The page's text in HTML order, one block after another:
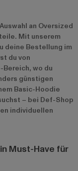
an Oversized
Mit unserem
deine Bestellung im
du von
Bereich, wo du
günstigen
Basic-Hoodie
– bei Def-Shop
individuellen
Must-Have für